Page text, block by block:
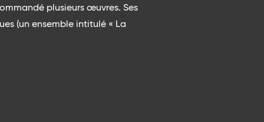
plusieurs œuvres. Ses
(un ensemble intitulé « La